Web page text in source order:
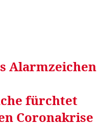
Alarmzeichen
fürchtet
Coronakrise